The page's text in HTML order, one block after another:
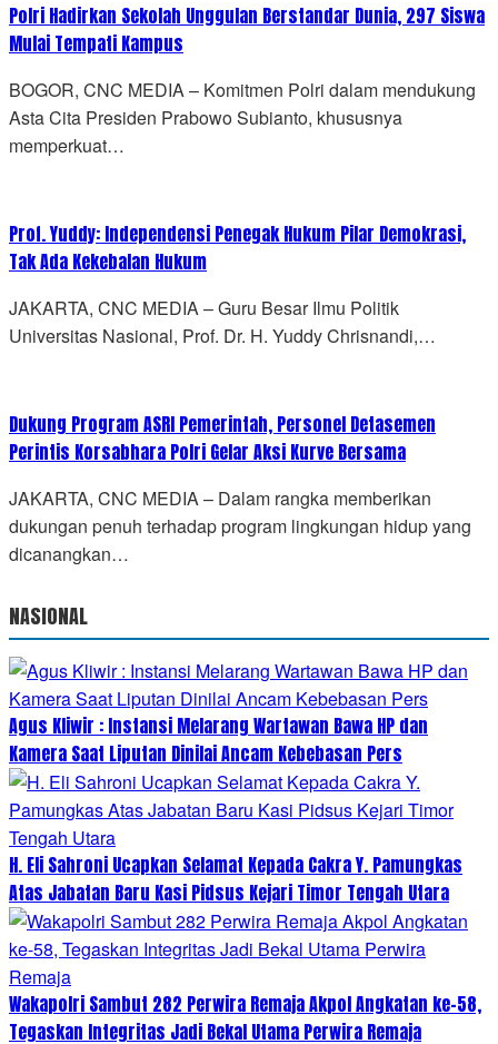
Polri Hadirkan Sekolah Unggulan Berstandar Dunia, 297 Siswa
Mulai Tempati Kampus
BOGOR, CNC MEDIA – Komitmen Polri dalam mendukung
Asta Cita Presiden Prabowo Subianto, khususnya
memperkuat…
Prof. Yuddy: Independensi Penegak Hukum Pilar Demokrasi,
Tak Ada Kekebalan Hukum
JAKARTA, CNC MEDIA – Guru Besar Ilmu Politik
Universitas Nasional, Prof. Dr. H. Yuddy Chrisnandi,…
Dukung Program ASRI Pemerintah, Personel Detasemen
Perintis Korsabhara Polri Gelar Aksi Kurve Bersama
JAKARTA, CNC MEDIA – Dalam rangka memberikan
dukungan penuh terhadap program lingkungan hidup yang
dicanangkan…
NASIONAL
Agus Kliwir : Instansi Melarang Wartawan Bawa HP dan
Kamera Saat Liputan Dinilai Ancam Kebebasan Pers
H. Eli Sahroni Ucapkan Selamat Kepada Cakra Y. Pamungkas
Atas Jabatan Baru Kasi Pidsus Kejari Timor Tengah Utara
Wakapolri Sambut 282 Perwira Remaja Akpol Angkatan ke-58,
Tegaskan Integritas Jadi Bekal Utama Perwira Remaja